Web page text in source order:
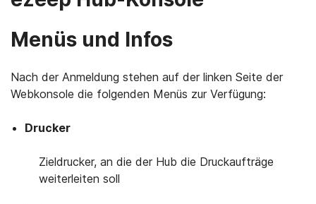
Menüs und Infos
Nach der Anmeldung stehen auf der linken Seite der
Webkonsole die folgenden Menüs zur Verfügung:
Drucker
Zieldrucker, an die der Hub die Druckaufträge
weiterleiten soll